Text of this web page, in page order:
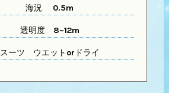
海況 0.5m
透明度8~12m
スーツ ウエットorドライ